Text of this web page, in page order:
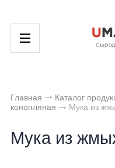
Конопляное масло
Кунжутное масло
Миндальное масло
Семена конопли
Гречка
Нут
Жмых конопли
Мука кунжутная
Мука миндальная
Главная Каталог
конопляная
Мука из
Мука из